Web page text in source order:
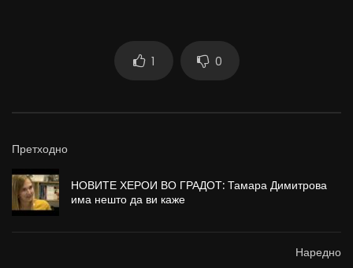
1 0
Претходно
НОВИТЕ ХЕРОИ ВО ГРАДОТ: Тамара Димитрова
има нешто да ви каже
Наредно